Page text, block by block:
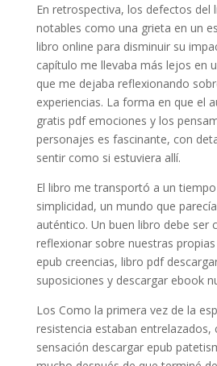
En retrospectiva, los defectos del
notables como una grieta en un
libro online​ para disminuir su
capítulo me llevaba más lejos en
que me dejaba reflexionando
experiencias. La forma en que el
gratis pdf emociones y los
personajes es fascinante, con
sentir como si estuviera allí.
El libro me transportó a un
simplicidad, un mundo que
auténtico. Un buen libro debe ser
reflexionar sobre nuestras
epub creencias, libro pdf
suposiciones y descargar ebook
Los Como la primera vez de la
resistencia estaban entrelazados,
sensación descargar epub